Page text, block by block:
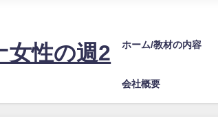
女性の週2
ホーム/教材の内容
会社概要